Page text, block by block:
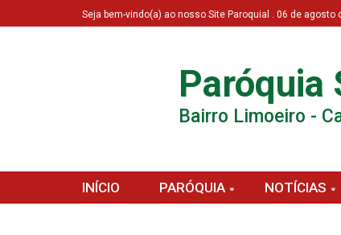
Seja bem-vindo(a) ao nosso Site Paroquial . 06 de
Paróquia
Bairro Limoeiro -
INÍCIO PARÓQUIA NOTÍCIAS